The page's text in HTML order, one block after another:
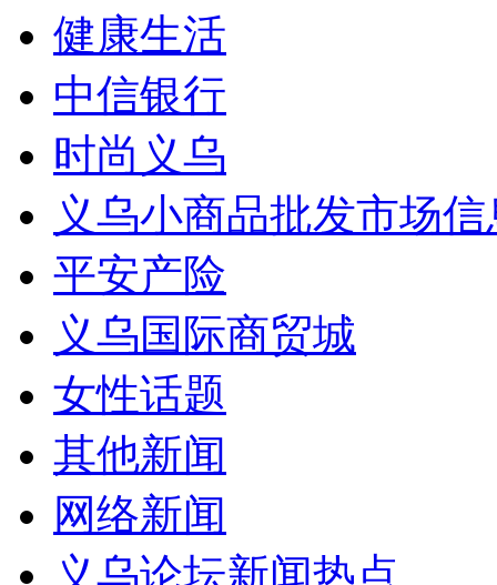
健康生活
中信银行
时尚义乌
义乌小商品批发市场
平安产险
义乌国际商贸城
女性话题
其他新闻
网络新闻
义乌论坛新闻热点